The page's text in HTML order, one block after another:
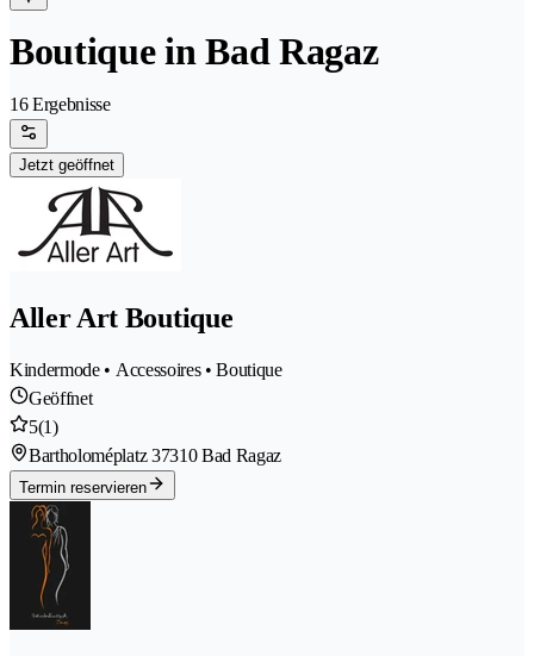
Boutique in Bad Ragaz
16 Ergebnisse
Jetzt geöffnet
Aller Art Boutique
Kindermode • Accessoires • Boutique
Geöffnet
5(1)
Bartholoméplatz 37310 Bad Ragaz
Termin reservieren